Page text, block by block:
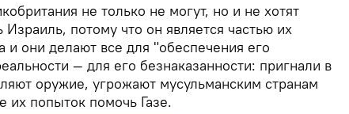
не только не могут, но и не хотят
потому что он является частью их
и они делают все для "обеспечения его
— для его безнаказанности: пригнали в
оружие, угрожают мусульманским странам
их попыток помочь Газе.